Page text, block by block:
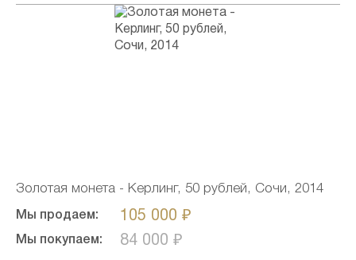
Золотая монета - Керлинг, 50 рублей, Сочи, 2014
Мы продаем: 105 000 ₽
Мы покупаем: 84 000 ₽